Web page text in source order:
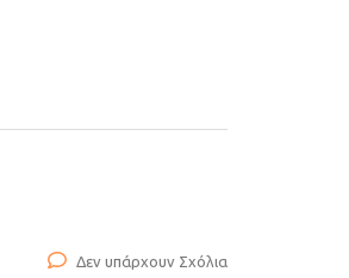
Δεν υπάρχουν Σχόλια